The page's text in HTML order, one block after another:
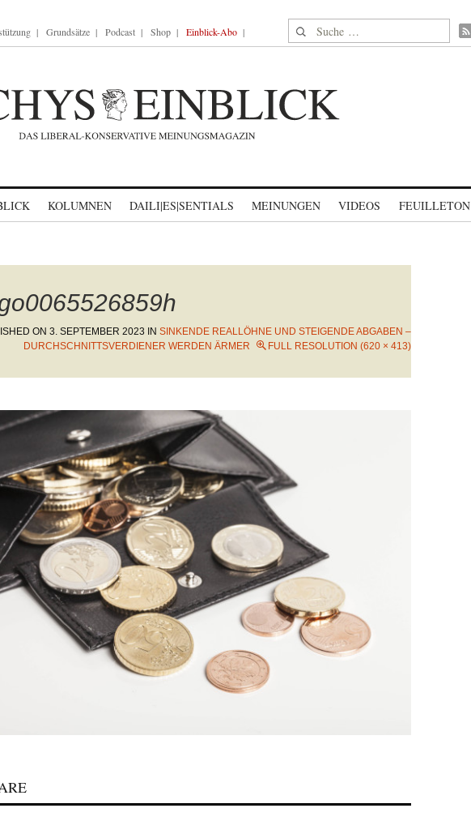
Grundsätze Podcast Shop Einblick-Abo Suche nach:
KOLUMNEN DAILI|ES|SENTIALS MEINUNGEN VIDEOS FEUILLETON
ON 3. SEPTEMBER 2023 IN SINKENDE REALLÖHNE UND STEIGENDE ABGABEN –
DURCHSCHNITTSVERDIENER WERDEN ÄRMER
FULL RESOLUTION (620 × 413)